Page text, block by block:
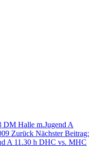
DM Halle m.Jugend A
Zurück Nächster Beitrag:
A 11.30 h DHC vs. MHC